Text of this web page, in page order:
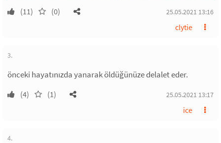
(11) (0) 25.05.2021 13:16
clytie
3.
önceki hayatınızda yanarak öldüğünüze delalet eder.
(4) (1) 25.05.2021 13:17
ice
4.